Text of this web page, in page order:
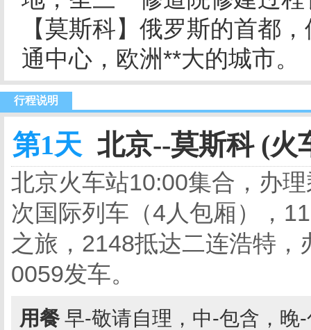
【莫斯科】俄罗斯的首都
通中心，欧洲**大的城市。
行程说明
第1天 北京--莫斯科 (火
北京火车站10:00集合，办
次国际列车（4人包厢），
之旅，2148抵达二连浩特
0059发车。
用餐 早-敬请自理，中-包含，晚